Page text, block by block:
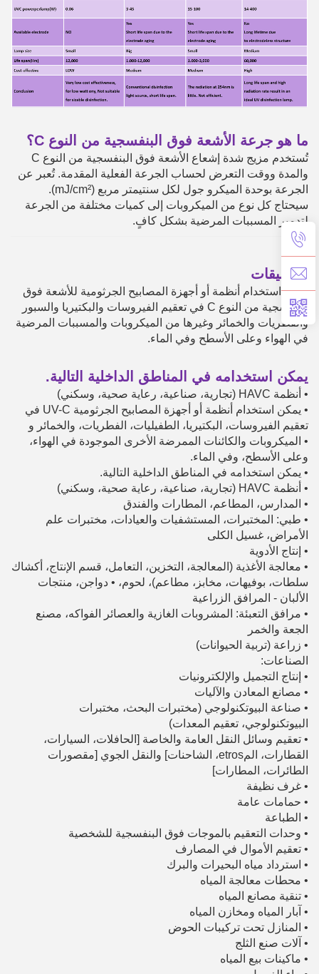
ما هو جرعة الأشعة فوق البنفسجية من النوع C؟
تُستخدم مزيج شدة إشعاع الأشعة فوق البنفسجية من النوع C
والمدة ووقت التعرض لحساب الجرعة الفعلية المقدمة. تُعبر عن
الجرعة بوحدة الميكرو جول لكل سنتيمتر مربع (mJ/cm²).
سيحتاج كل نوع من الميكروبات إلى كميات مختلفة من الجرعة
لتدمير المسببات المرضية بشكل كافٍ.
التطبيقات
يمكن استخدام أنظمة أو أجهزة المصابيح الجرثومية للأشعة فوق
البنفسجية من النوع C في تعقيم الفيروسات والبكتيريا والسبور
والفطريات والخمائر وغيرها من الميكروبات والمسببات المرضية
في الهواء وعلى الأسطح وفي الماء.
يمكن استخدامه في المناطق الداخلية التالية.
• أنظمة HAVC (تجارية، صناعية، رعاية صحية، وسكني)
•
يمكن استخدام أنظمة أو أجهزة المصابيح الجرثومية UV-C في
تعقيم الفيروسات، البكتيريا، الطفيليات، الفطريات، والخمائر و
• الميكروبات والكائنات الممرضة الأخرى الموجودة في الهواء،
وعلى الأسطح، وفي الماء.
• يمكن استخدامه في المناطق الداخلية التالية.
• أنظمة HAVC (تجارية، صناعية، رعاية صحية، وسكني)
• المدارس، المطاعم، المطارات والفندق
• طبي: المختبرات، المستشفيات والعيادات، مختبرات علم
الأمراض، غسيل الكلى
• إنتاج الأدوية
• معالجة الأغذية (المعالجة، التخزين، التعامل، قسم الإنتاج، أكشاك
سلطات، بوفيهات، مخابز، مطاعم)، لحوم، • دواجن، منتجات
الألبان - المرافق الزراعية
• مرافق التعبئة: المشروبات الغازية والعصائر الفواكه، مصنع
الجعة والخمر
• زراعة (تربية الحيوانات)
الصناعات:
• إنتاج التجميل والإلكترونيات
• مصانع المعادن والآليات
• صناعة البيوتكنولوجي (مختبرات البحث، مختبرات
البيوتكنولوجي، تعقيم المعدات)
• تعقيم وسائل النقل العامة والخاصة [الحافلات، السيارات،
القطارات، المetros، الشاحنات] والنقل الجوي [مقصورات
الطائرات، المطارات]
• غرف نظيفة
• حمامات عامة
• الطباعة
• وحدات التعقيم بالموجات فوق البنفسجية للشخصية
• تعقيم الأموال في المصارف
• استرداد مياه البحيرات والبرك
• محطات معالجة المياه
• تنقية مصانع المياه
• آبار المياه ومخازن المياه
• المنازل تحت تركيبات الحوض
• آلات صنع الثلج
• ماكينات بيع المياه